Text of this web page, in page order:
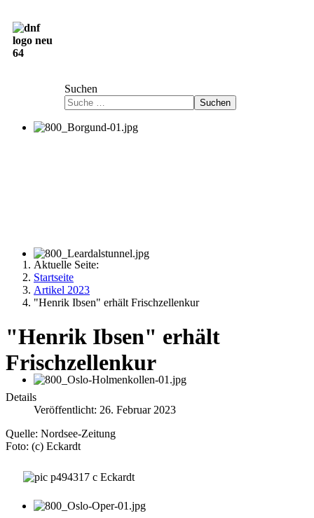
Suchen
Suchen
Aktuelle Seite:
Startseite
Artikel 2023
"Henrik Ibsen" erhält Frischzellenkur
"Henrik Ibsen" erhält
Frischzellenkur
Details
Veröffentlicht: 26. Februar 2023
Quelle: Nordsee-Zeitung
Foto: (c) Eckardt